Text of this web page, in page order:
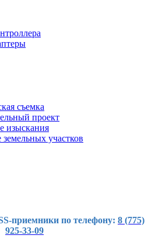
съемка
проект
изыскания
участков
приемники по телефону: 8 (775)
925-33-09